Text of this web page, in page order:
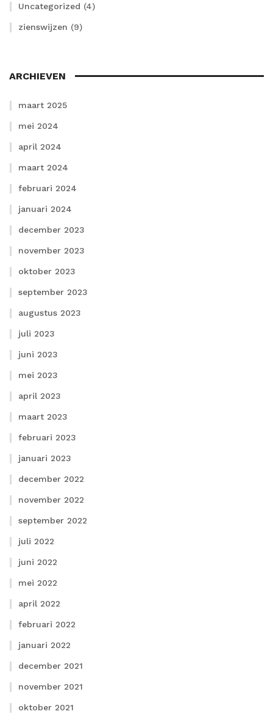
Uncategorized (4)
zienswijzen (9)
ARCHIEVEN
maart 2025
mei 2024
april 2024
maart 2024
februari 2024
januari 2024
december 2023
november 2023
oktober 2023
september 2023
augustus 2023
juli 2023
juni 2023
mei 2023
april 2023
maart 2023
februari 2023
januari 2023
december 2022
november 2022
september 2022
juli 2022
juni 2022
mei 2022
april 2022
februari 2022
januari 2022
december 2021
november 2021
oktober 2021